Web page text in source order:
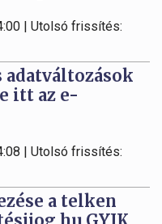
| Utolsó frissítés:
adatváltozások
itt az e-
| Utolsó frissítés:
a telken